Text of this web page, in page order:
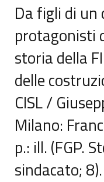
Da figli di un
protagonisti
storia della
delle
CISL /
Milano:
p.: ill. (FGP.
sindacato; 8).